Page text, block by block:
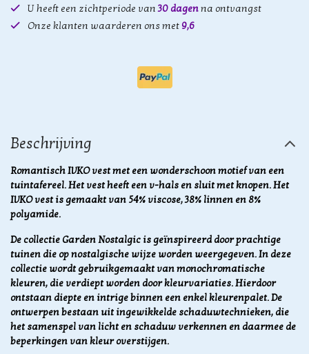
U heeft een zichtperiode van30 dagenna ontvangst
Onze klanten waarderen ons met 9,6
Beschrijving
Romantisch IVKO vest met een wonderschoon motief van een
tuintafereel. Het vest heeft een v-hals en sluit met knopen. Het
IVKO vest is gemaakt van 54% viscose, 38% linnen en 8%
polyamide.
De collectie Garden Nostalgic is geïnspireerd door prachtige
tuinen die op nostalgische wijze worden weergegeven. In deze
collectie wordt gebruikgemaakt vanmonochromatische
kleuren, die verdiept worden door kleurvariaties. Hierdoor
ontstaan diepte en intrige binnen een enkel kleurenpalet. De
ontwerpen bestaan uit ingewikkelde schaduwtechnieken, die
het samenspel van licht en schaduw verkennen en daarmee de
beperkingen van kleur overstijgen.